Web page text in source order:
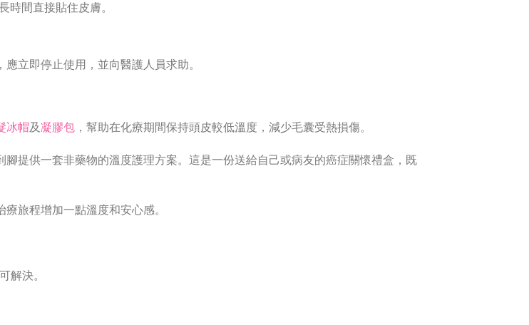
時間直接貼住皮膚。
立即停止使用，並向醫護人員求助。
冰帽及凝膠包 ，幫助在化療期間保持頭皮較低溫度，減少毛囊受熱損傷。
提供一套非藥物的溫度護理方案。這是一份送給自己或病友的癌症關懷禮盒，既
旅程增加一點溫度和安心感。
解決。